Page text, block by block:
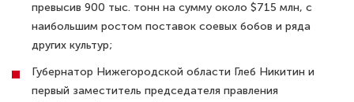
превысив 900 тыс. тонн на сумму около $715 млн, с
наибольшим ростом поставок соевых бобов и ряда
других культур;
Губернатор Нижегородской области Глеб Никитин и
первый заместитель председателя правления